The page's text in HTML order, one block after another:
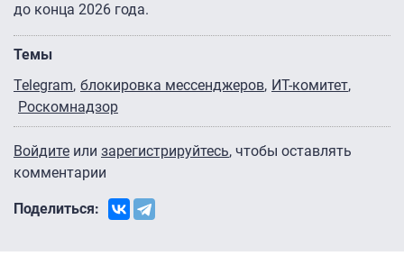
до конца 2026 года.
Темы
Telegram блокировка мессенджеров ИТ-комитет
Роскомнадзор
Войдите или зарегистрируйтесь, чтобы оставлять
комментарии
Поделиться: